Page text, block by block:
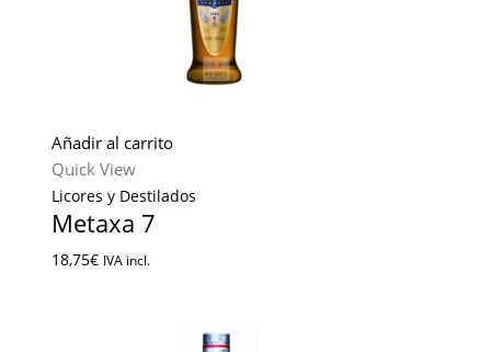
Añadir al carrito
Quick View
Licores y Destilados
Metaxa 7
18,75€ IVA incl.